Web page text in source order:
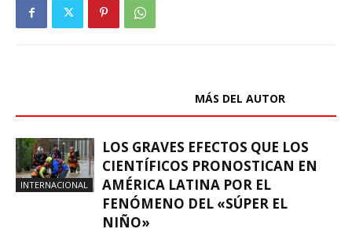
MÁS DEL AUTOR
INTERNACIONAL
LOS GRAVES EFECTOS QUE LOS
CIENTÍFICOS PRONOSTICAN EN
AMÉRICA LATINA POR EL
FENÓMENO DEL «SÚPER EL
NIÑO»